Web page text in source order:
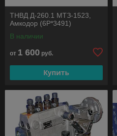
ТНВД Д-260.1 МТЗ-1523,
Амкодор (6P*3491)
В наличии
от 1 600 руб.
Купить